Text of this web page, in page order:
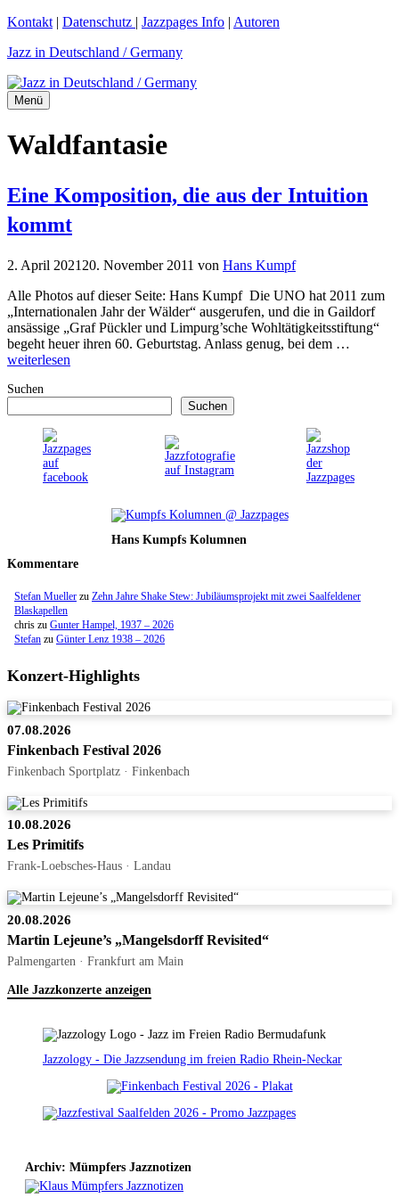
Zum
springen
Kontakt | Datenschutz | Jazzpages Info | Autoren
Jazz in Deutschland / Germany
Menü
Waldfantasie
Eine Komposition, die aus der Intuition
kommt
2. April 2021 20. November 2011 von Hans Kumpf
Alle Photos auf dieser Seite: Hans Kumpf Die UNO hat 2011 zum
„Internationalen Jahr der Wälder“ ausgerufen, und die in Gaildorf
ansässige „Graf Pückler und Limpurg’sche Wohltätigkeitsstiftung“
begeht heuer ihren 60. Geburtstag. Anlass genug, bei dem …
weiterlesen
Suchen
Suchen
Hans Kumpfs Kolumnen
Kommentare
Stefan Mueller zu Zehn Jahre Shake Stew: Jubiläumsprojekt mit zwei Saalfeldener
Blaskapellen
chris zu Gunter Hampel, 1937 – 2026
Stefan zu Günter Lenz 1938 – 2026
Konzert-Highlights
07.08.2026
Finkenbach Festival 2026
Finkenbach Sportplatz · Finkenbach
10.08.2026
Les Primitifs
Frank-Loebsches-Haus · Landau
20.08.2026
Martin Lejeune’s „Mangelsdorff Revisited“
Palmengarten · Frankfurt am Main
Alle Jazzkonzerte anzeigen
Jazzology - Die Jazzsendung im freien Radio Rhein-Neckar
Archiv: Mümpfers Jazznotizen